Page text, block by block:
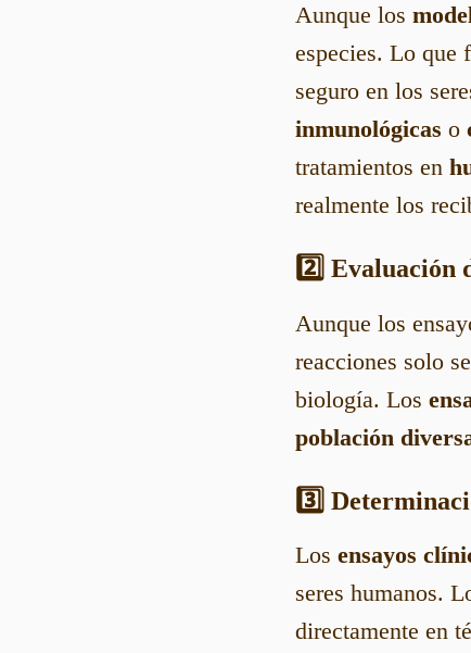
Aunque los
especies. Lo que
seguro en los
inmunológicas o
tratamientos en
realmente los
2️⃣ Evaluación
Aunque los
reacciones solo
biología. Los
población
3️⃣
Los ensayos
seres humanos.
directamente en